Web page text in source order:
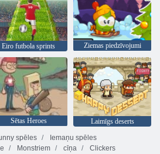
Eiro futbola sprints Ziemas piedzīvojumi
Sētas Heroes
Laimīgs deserts
spēles
Iemaņu spēles
Monstriem cīņa
Clickers